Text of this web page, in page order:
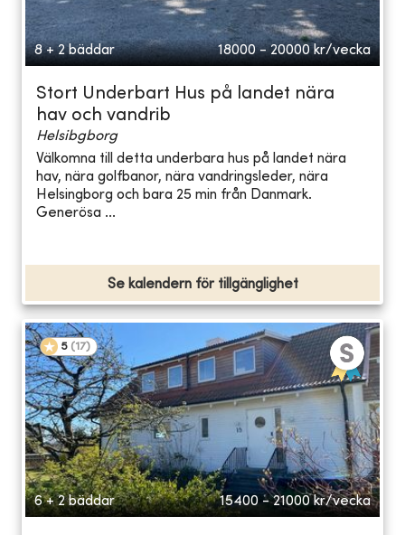
8 + 2 bäddar 18000 - 20000 kr/vecka
Stort Underbart Hus på landet nära
hav och vandrib
Helsibgborg
Välkomna till detta underbara hus på landet nära
hav, nära golfbanor, nära vandringsleder, nära
Helsingborg och bara 25 min från Danmark.
Generösa ...
Se kalendern för tillgänglighet
5 (17)
6 + 2 bäddar 15400 - 21000 kr/vecka